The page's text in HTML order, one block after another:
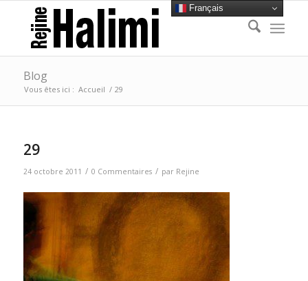
Blog
Vous êtes ici : Accueil / 29
29
24 octobre 2011 / 0 Commentaires / par Rejine
Français